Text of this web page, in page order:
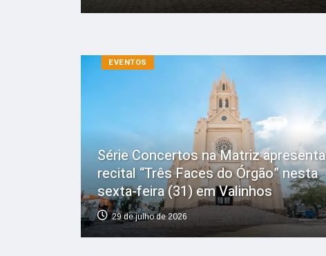
EVENTOS
Série Concertos na Matriz apresenta
recital “Três Faces do Órgão” nesta
sexta-feira (31) em Valinhos
29 de julho de 2026